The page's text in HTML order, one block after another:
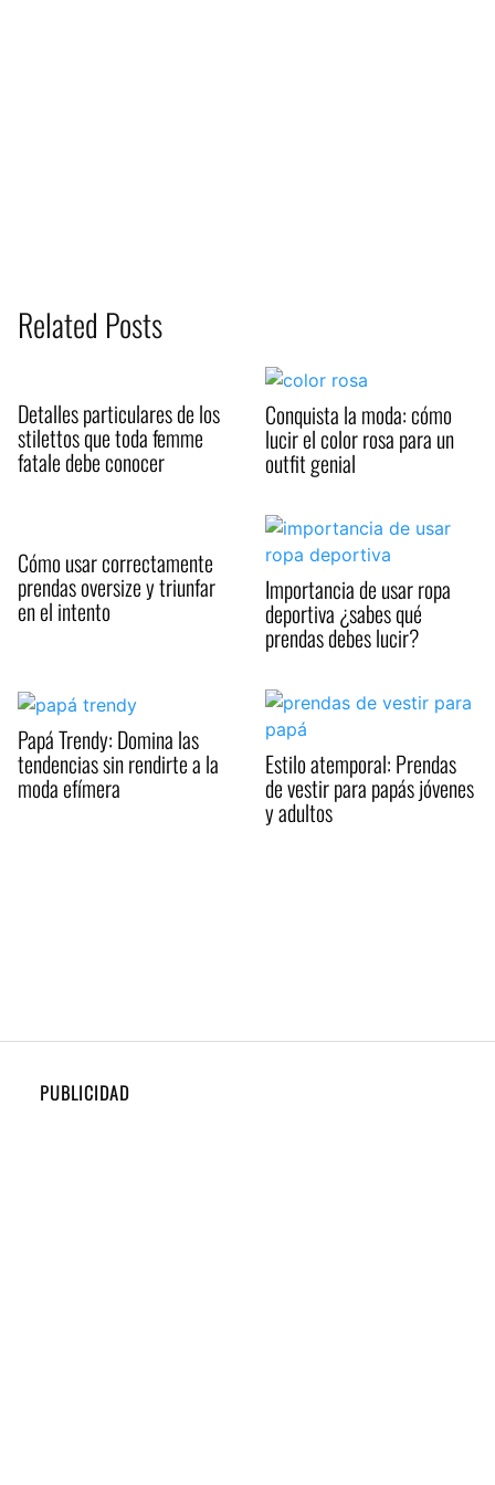
Related Posts
Detalles particulares de los
stilettos que toda femme
fatale debe conocer
Conquista la moda: cómo
lucir el color rosa para un
outfit genial
Cómo usar correctamente
prendas oversize y triunfar
en el intento
Importancia de usar ropa
deportiva ¿sabes qué
prendas debes lucir?
Papá Trendy: Domina las
tendencias sin rendirte a la
moda efímera
Estilo atemporal: Prendas
de vestir para papás jóvenes
y adultos
PUBLICIDAD